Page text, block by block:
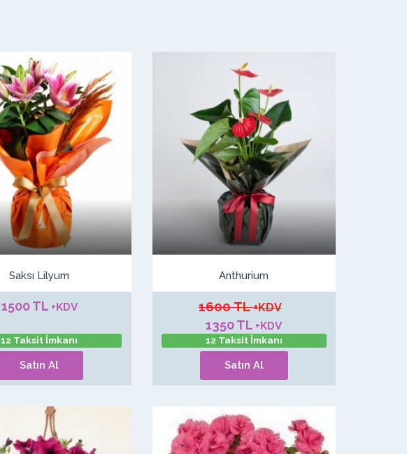
Saksı Lilyum
1500 TL +KDV
12 Taksit İmkanı
Satın Al
Anthurium
1600 TL+KDV
1350 TL +KDV
12 Taksit İmkanı
Satın Al